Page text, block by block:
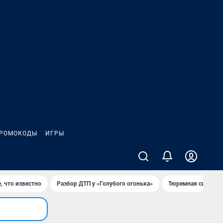
ИГРЫ
что известно Разбор ДТП у «Голубого огонька» Тюремная